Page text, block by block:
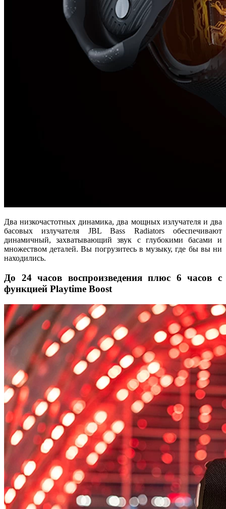
Два низкочастотных динамика, два мощных излучателя и два
басовых излучателя JBL Bass Radiators обеспечивают
динамичный, захватывающий звук с глубокими басами и
множеством деталей. Вы погрузитесь в музыку, где бы вы ни
находились.
До 24 часов воспроизведения плюс 6 часов с
функцией Playtime Boost